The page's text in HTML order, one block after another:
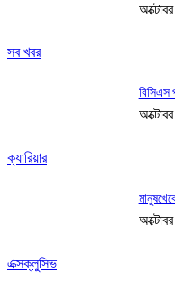
সব খবর
ক্যারিয়ার
বিসিএস
এক্সক্লুসিভ